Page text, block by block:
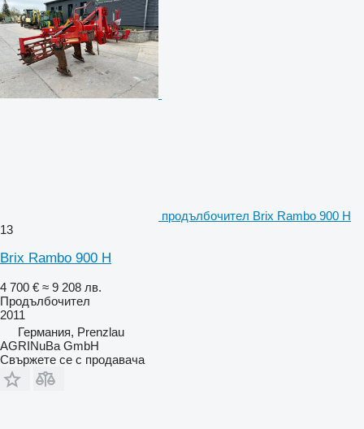
продълбочител Brix Rambo 900 H
13
Brix Rambo 900 H
4 700 € ≈ 9 208 лв.
Продълбочител
2011
Германия, Prenzlau
AGRINuBa GmbH
Свържете се с продавача